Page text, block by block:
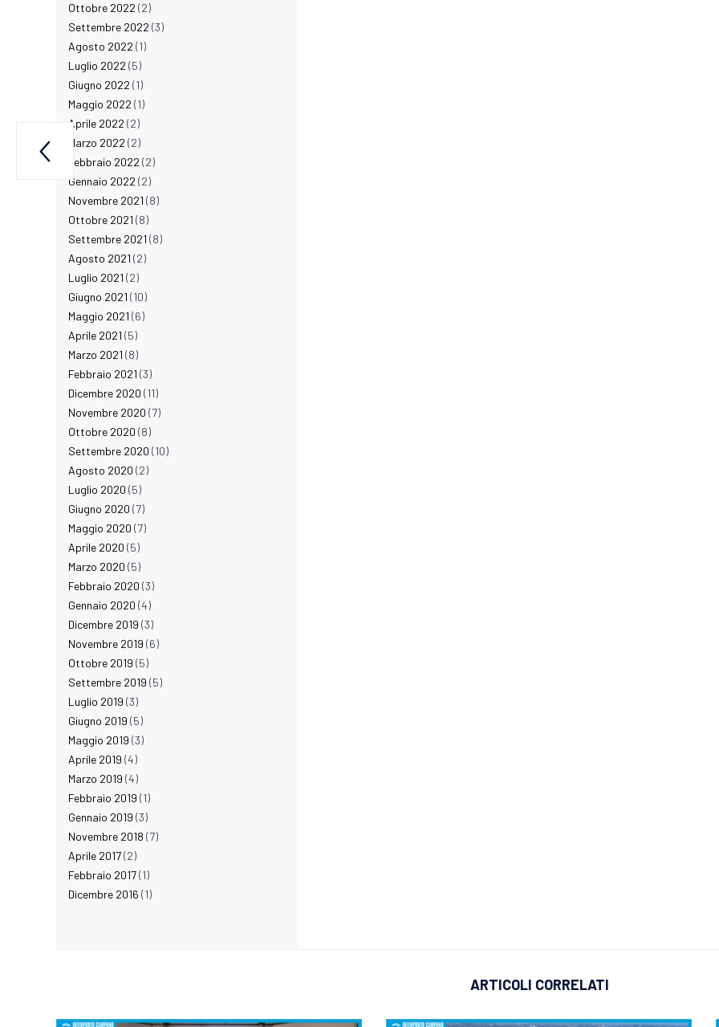
Ottobre 2022 (2)
Settembre 2022 (3)
Agosto 2022 (1)
Luglio 2022 (5)
Giugno 2022 (1)
Maggio 2022 (1)
Aprile 2022 (2)
Marzo 2022 (2)
Febbraio 2022 (2)
Gennaio 2022 (2)
Novembre 2021 (8)
Ottobre 2021 (8)
Settembre 2021 (8)
Agosto 2021 (2)
Luglio 2021 (2)
Giugno 2021 (10)
Maggio 2021 (6)
Aprile 2021 (5)
Marzo 2021 (8)
Febbraio 2021 (3)
Dicembre 2020 (11)
Novembre 2020 (7)
Ottobre 2020 (8)
Settembre 2020 (10)
Agosto 2020 (2)
Luglio 2020 (5)
Giugno 2020 (7)
Maggio 2020 (7)
Aprile 2020 (5)
Marzo 2020 (5)
Febbraio 2020 (3)
Gennaio 2020 (4)
Dicembre 2019 (3)
Novembre 2019 (6)
Ottobre 2019 (5)
Settembre 2019 (5)
Luglio 2019 (3)
Giugno 2019 (5)
Maggio 2019 (3)
Aprile 2019 (4)
Marzo 2019 (4)
Febbraio 2019 (1)
Gennaio 2019 (3)
Novembre 2018 (7)
Aprile 2017(2)
Febbraio 2017(1)
Dicembre 2016 (1)
ARTICOLI CORRELATI
